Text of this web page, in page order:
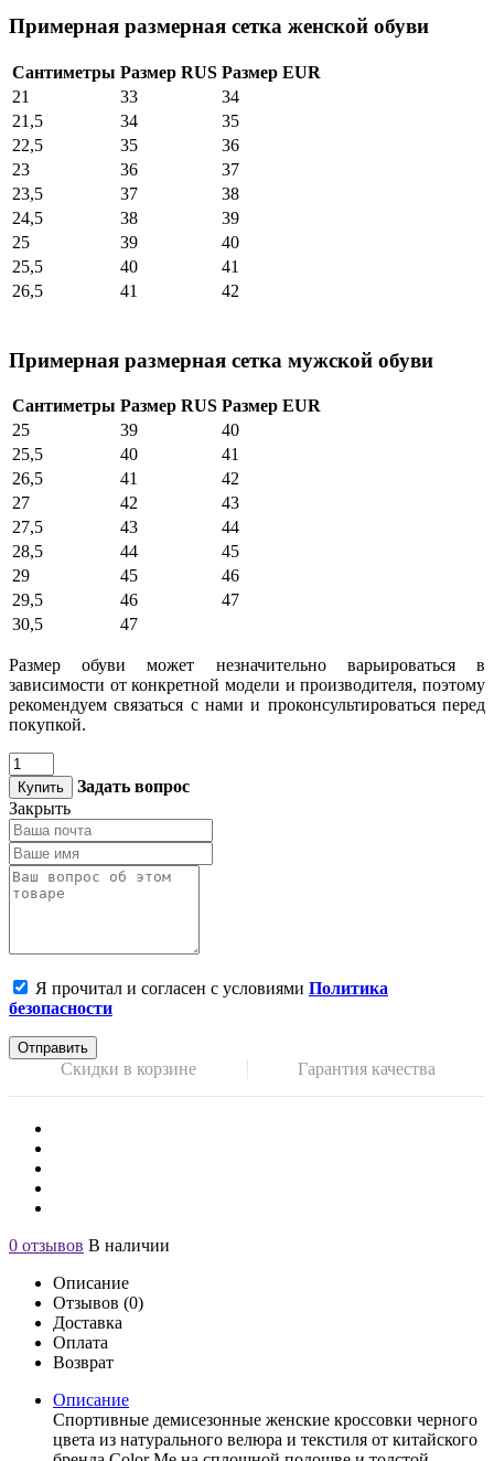
Примерная размерная сетка женской обуви
Сантиметры Размер RUS Размер EUR
21
33
34
21,5
34
35
22,5
35
36
23
36
37
23,5
37
38
24,5
38
39
25
39
40
25,5
40
41
26,5
41 42
Примерная размерная сетка мужской обуви
Сантиметры Размер RUS Размер EUR
25
39
40
25,5
40
41
26,5
41
42
27
42
43
27,5
43
44
28,5
44
45
29
45
46
29,5
46
47
30,5
47
Размер обуви может незначительно варьироваться в
зависимости от конкретной модели и производителя, поэтому
рекомендуем связаться с нами и проконсультироваться перед
покупкой.
Купить
Задать вопрос
Закрыть
Я прочитал и согласен с условиями Политика
безопасности
Отправить
Скидки в корзине Гарантия качества
0 отзывов В наличии
Описание
Отзывов (0)
Доставка
Оплата
Возврат
Описание
Спортивные демисезонные женские кроссовки черного
цвета из натурального велюра и текстиля от китайского